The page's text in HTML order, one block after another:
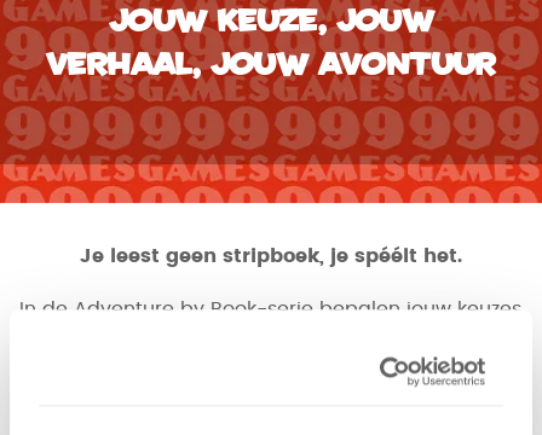
Jouw keuze, jouw
verhaal, jouw avontuur
Je leest geen stripboek, je spéélt het.
In de Adventure by Book-serie bepalen jouw keuzes
eigen verhaal op zich. In de plaatjes zijn cijfers